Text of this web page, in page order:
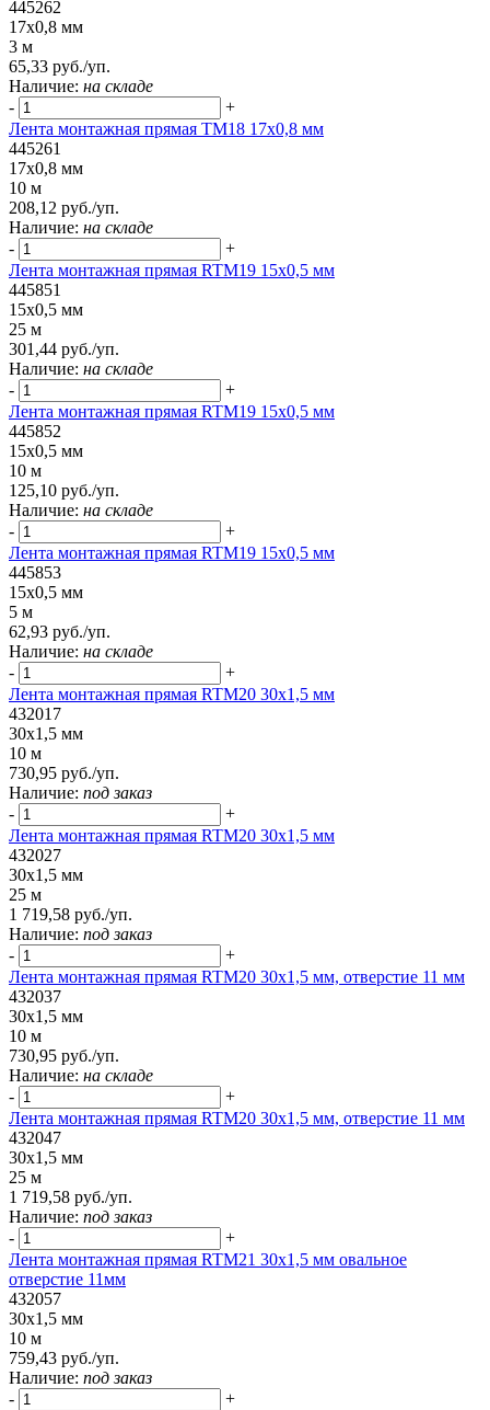
445262
17x0,8 мм
3 м
65,33 руб./уп.
Наличие: на складе
-
+
Лента монтажная прямая ТМ18 17x0,8 мм
445261
17x0,8 мм
10 м
208,12 руб./уп.
Наличие: на складе
-
+
Лента монтажная прямая RTM19 15x0,5 мм
445851
15x0,5 мм
25 м
301,44 руб./уп.
Наличие: на складе
-
+
Лента монтажная прямая RTM19 15x0,5 мм
445852
15x0,5 мм
10 м
125,10 руб./уп.
Наличие: на складе
-
+
Лента монтажная прямая RTM19 15x0,5 мм
445853
15x0,5 мм
5 м
62,93 руб./уп.
Наличие: на складе
-
+
Лента монтажная прямая RTM20 30x1,5 мм
432017
30x1,5 мм
10 м
730,95 руб./уп.
Наличие: под заказ
-
+
Лента монтажная прямая RTM20 30x1,5 мм
432027
30x1,5 мм
25 м
1 719,58 руб./уп.
Наличие: под заказ
-
+
Лента монтажная прямая RTM20 30x1,5 мм, отверстие 11 мм
432037
30x1,5 мм
10 м
730,95 руб./уп.
Наличие: на складе
-
+
Лента монтажная прямая RTM20 30x1,5 мм, отверстие 11 мм
432047
30x1,5 мм
25 м
1 719,58 руб./уп.
Наличие: под заказ
-
+
Лента монтажная прямая RTM21 30x1,5 мм овальное
отверстие 11мм
432057
30x1,5 мм
10 м
759,43 руб./уп.
Наличие: под заказ
-
+